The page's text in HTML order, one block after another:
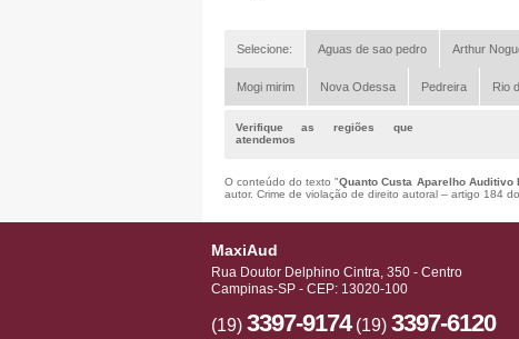
Selecione: Aguas de sao pedro Arthur
Mogi mirim Nova Odessa Pedreira Rio
Verifique as regiões que
atendemos
O conteúdo do texto "Quanto Custa Aparelho Auditivo
autor. Crime de violação de direito autoral – artigo 184
MaxiAud
Rua Doutor Delphino Cintra, 350 - Centro
Campinas-SP - CEP: 13020-100
(19) 3397-9174(19) 3397-6120